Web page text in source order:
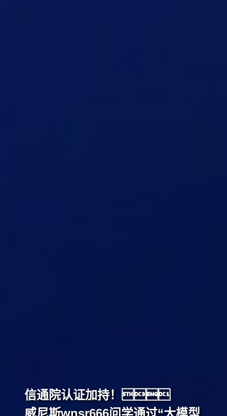
信通院认证加持！
威尼斯wnsr666问学通过“大模型